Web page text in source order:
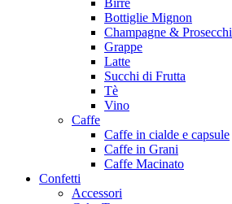
Birre
Bottiglie Mignon
Champagne & Prosecchi
Grappe
Latte
Succhi di Frutta
Tè
Vino
Caffe
Caffe in cialde e capsule
Caffe in Grani
Caffe Macinato
Confetti
Accessori